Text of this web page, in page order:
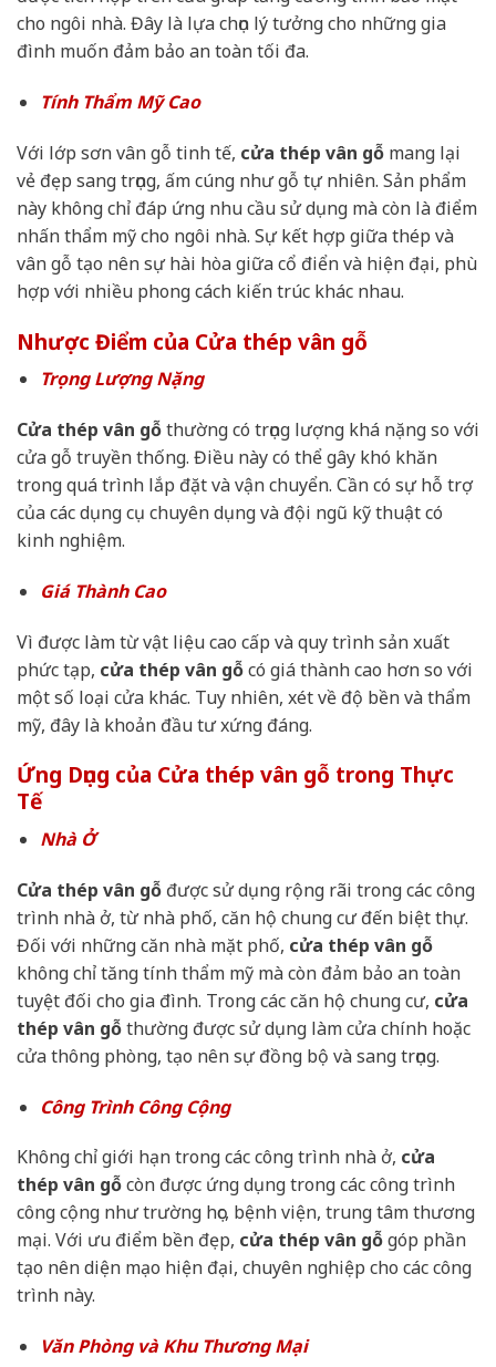
cho ngôi nhà. Đây là lựa chọn lý tưởng cho những gia
đình muốn đảm bảo an toàn tối đa.
Tính Thẩm Mỹ Cao
Với lớp sơn vân gỗ tinh tế, cửa thép vân gỗ mang lại
vẻ đẹp sang trọng, ấm cúng như gỗ tự nhiên. Sản phẩm
này không chỉ đáp ứng nhu cầu sử dụng mà còn là điểm
nhấn thẩm mỹ cho ngôi nhà. Sự kết hợp giữa thép và
vân gỗ tạo nên sự hài hòa giữa cổ điển và hiện đại, phù
hợp với nhiều phong cách kiến trúc khác nhau.
Nhược Điểm của Cửa thép vân gỗ
Trọng Lượng Nặng
Cửa thép vân gỗthường có trọng lượng khá nặng so với
cửa gỗ truyền thống. Điều này có thể gây khó khăn
trong quá trình lắp đặt và vận chuyển. Cần có sự hỗ trợ
của các dụng cụ chuyên dụng và đội ngũ kỹ thuật có
kinh nghiệm.
Giá Thành Cao
Vì được làm từ vật liệu cao cấp và quy trình sản xuất
phức tạp, cửa thép vân gỗcó giá thành cao hơn so với
một số loại cửa khác. Tuy nhiên, xét về độ bền và thẩm
mỹ, đây là khoản đầu tư xứng đáng.
Ứng Dụng của Cửa thép vân gỗ trong Thực
Tế
Nhà Ở
Cửa thép vân gỗ được sử dụng rộng rãi trong các công
trình nhà ở, từ nhà phố, căn hộ chung cư đến biệt thự.
Đối với những căn nhà mặt phố, cửa thép vân gỗ
không chỉ tăng tính thẩm mỹ mà còn đảm bảo an toàn
tuyệt đối cho gia đình. Trong các căn hộ chung cư, cửa
thép vân gỗthường được sử dụng làm cửa chính hoặc
cửa thông phòng, tạo nên sự đồng bộ và sang trọng.
Công Trình Công Cộng
Không chỉ giới hạn trong các công trình nhà ở, cửa
thép vân gỗcòn được ứng dụng trong các công trình
công cộng như trường học, bệnh viện, trung tâm thương
mại. Với ưu điểm bền đẹp, cửa thép vân gỗgóp phần
tạo nên diện mạo hiện đại, chuyên nghiệp cho các công
trình này.
Văn Phòng và Khu Thương Mại